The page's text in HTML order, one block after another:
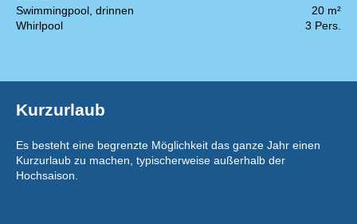
Swimmingpool, drinnen
20 m²
Whirlpool
3 Pers.
Kurzurlaub
Es besteht eine begrenzte Möglichkeit das ganze Jahr einen
Kurzurlaub zu machen, typischerweise außerhalb der
Hochsaison.